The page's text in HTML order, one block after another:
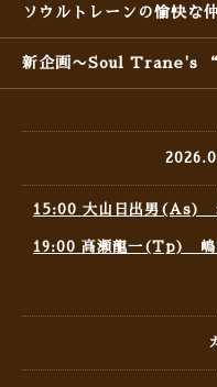
ソウルトレーンの愉快な
新企画〜Soul Trane's “
15:00 大山日出男
19:00 高瀬龍一(Tp)